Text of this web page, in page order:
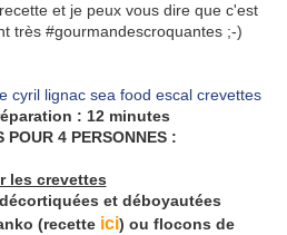
et je peux vous dire que c'est
très #gourmandescroquantes ;-)
: 12 minutes
POUR 4 PERSONNES :
les crevettes
et déboyautées
(recette ici) ou flocons de